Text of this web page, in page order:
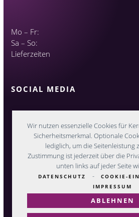
Wir nutzen essenzielle Cookies für
Sicherheitsmerkmal. Optionale
lediglich, um die Seitenleistung
Zustimmung ist jederzeit über die
unten links auf jeder Seite
DATENSCHUTZ - COOKIE-
IMPRESSUM
ABLEHNEN
Mo – Fr:
Sa – So:
Lieferzeiten
SOCIAL MEDIA